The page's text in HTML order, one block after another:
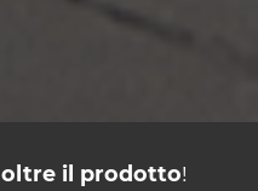
oltre il prodotto!